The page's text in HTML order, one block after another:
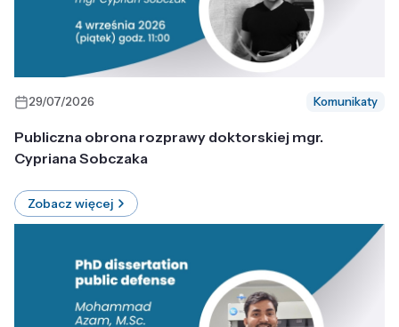
29/07/2026 Komunikaty
Publiczna obrona rozprawy doktorskiej mgr.
Cypriana Sobczaka
Zobacz więcej